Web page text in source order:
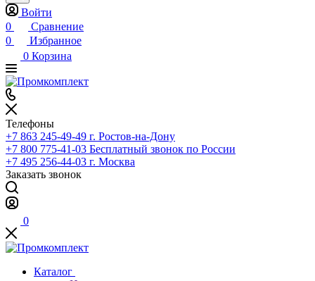
Войти
0
Сравнение
0
Избранное
0 Корзина
Телефоны
+7 863 245-49-49 г. Ростов-на-Дону
+7 800 775-41-03 Бесплатный звонок по России
+7 495 256-44-03 г. Москва
Заказать звонок
0
Каталог